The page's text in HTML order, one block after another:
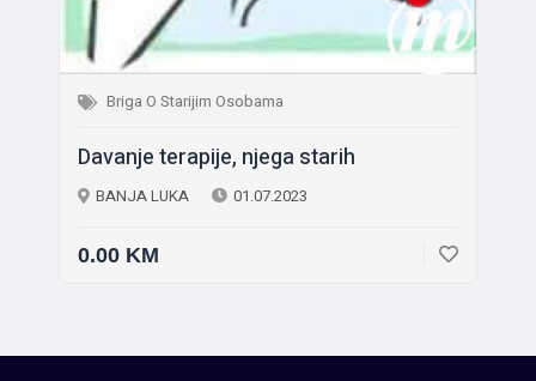
Briga O Starijim Osobama
Davanje terapije, njega starih
BANJA LUKA 01.07.2023
0.00 KM